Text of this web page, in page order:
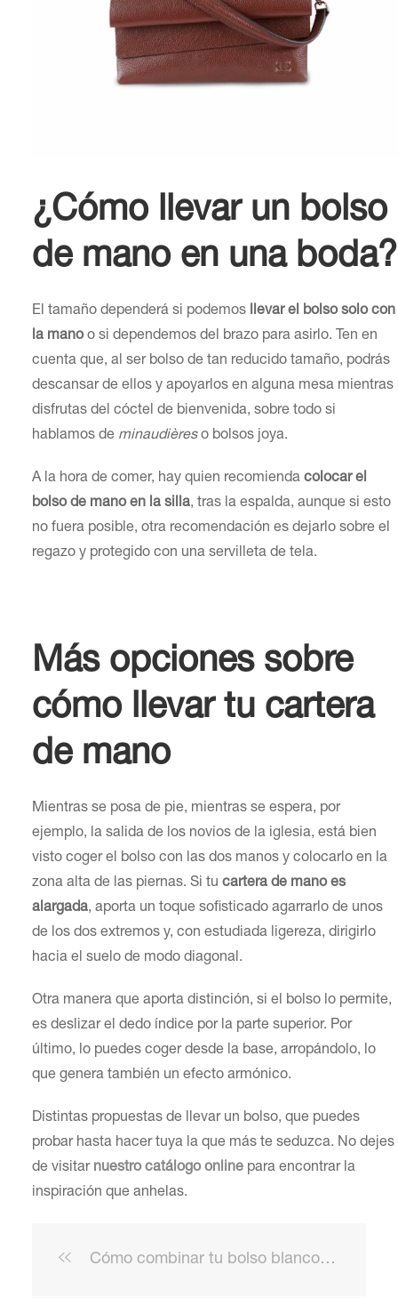
¿Cómo llevar un bolso
de mano en una boda?
El tamaño dependerá si podemos llevar el bolso solo con
la manoo si dependemos del brazo para asirlo. Ten en
cuenta que, al ser bolso de tan reducido tamaño, podrás
descansar de ellos y apoyarlos en alguna mesa mientras
disfrutas del cóctel de bienvenida, sobre todo si
hablamos de minaudièreso bolsos joya.
A la hora de comer, hay quien recomienda colocar el
bolso de mano en la silla, tras la espalda, aunque si esto
no fuera posible, otra recomendación es dejarlo sobre el
regazo y protegido con una servilleta de tela.
Más opciones sobre
cómo llevar tu cartera
de mano
Mientras se posa de pie, mientras se espera, por
ejemplo, la salida de los novios de la iglesia, está bien
visto coger el bolso con las dos manos y colocarlo en la
zona alta de las piernas. Si tu cartera de mano es
alargada, aporta un toque sofisticado agarrarlo de unos
de los dos extremos y, con estudiada ligereza, dirigirlo
hacia el suelo de modo diagonal.
Otra manera que aporta distinción, si el bolso lo permite,
es deslizar el dedo índice por la parte superior. Por
último, lo puedes coger desde la base, arropándolo, lo
que genera también un efecto armónico.
Distintas propuestas de llevar un bolso, que puedes
probar hasta hacer tuya la que más te seduzca. No dejes
de visitar nuestro catálogo onlinepara encontrar la
inspiración que anhelas.
Cómo combinar tu bolso blanco y causar sensación a tu paso